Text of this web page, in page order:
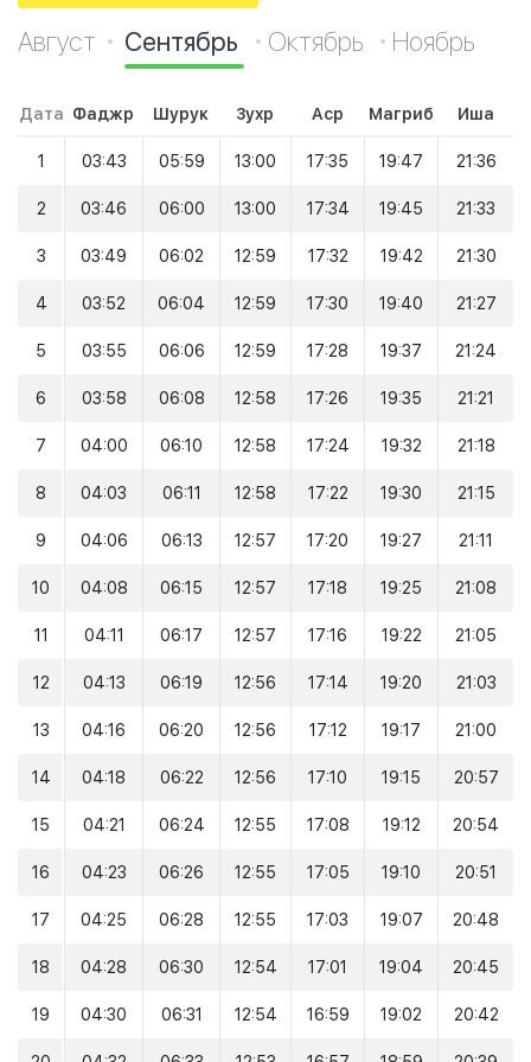
Август Сентябрь Октябрь Ноябрь
Дата Фаджр Шурук Зухр Аср Магриб Иша
1 03:43 05:59 13:00 17:35 19:47 21:36
2 03:46 06:00 13:00 17:34 19:45 21:33
3 03:49 06:02 12:59 17:32 19:42 21:30
4 03:52 06:04 12:59 17:30 19:40 21:27
5 03:55 06:06 12:59 17:28 19:37 21:24
6 03:58 06:08 12:58 17:26 19:35 21:21
7 04:00 06:10 12:58 17:24 19:32 21:18
8 04:03 06:11 12:58 17:22 19:30 21:15
9 04:06 06:13 12:57 17:20 19:27 21:11
10 04:08 06:15 12:57 17:18 19:25 21:08
11 04:11 06:17 12:57 17:16 19:22 21:05
12 04:13 06:19 12:56 17:14 19:20 21:03
13 04:16 06:20 12:56 17:12 19:17 21:00
14 04:18 06:22 12:56 17:10 19:15 20:57
15 04:21 06:24 12:55 17:08 19:12 20:54
16 04:23 06:26 12:55 17:05 19:10 20:51
17 04:25 06:28 12:55 17:03 19:07 20:48
18 04:28 06:30 12:54 17:01 19:04 20:45
19 04:30 06:31 12:54 16:59 19:02 20:42